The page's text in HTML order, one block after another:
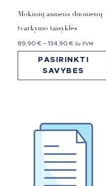
Mokinių asmens duomenų
tvarkymo taisyklės
89,90€ – 134,90€ Su PVM
PASIRINKTI
SAVYBES